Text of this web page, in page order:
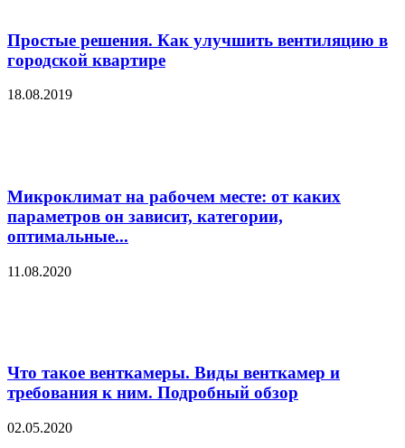
Простые решения. Как улучшить вентиляцию в
городской квартире
18.08.2019
Микроклимат на рабочем месте: от каких
параметров он зависит, категории,
оптимальные...
11.08.2020
Что такое венткамеры. Виды венткамер и
требования к ним. Подробный обзор
02.05.2020